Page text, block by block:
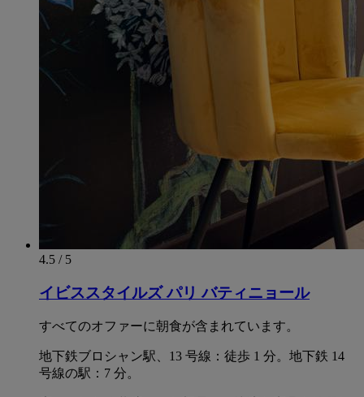
4.5 / 5
イビススタイルズ パリ バティニョール
すべてのオファーに朝食が含まれています。
地下鉄ブロシャン駅、13 号線：徒歩 1 分。地下鉄 14
号線の駅：7 分。